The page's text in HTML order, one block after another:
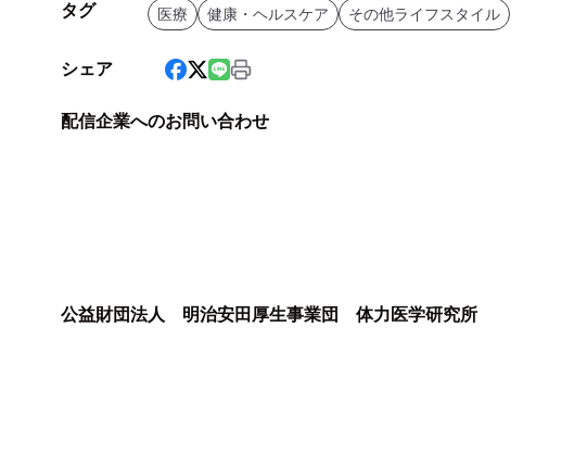
タグ 医療 健康・ヘルスケア その他ライフスタイル
シェア
配信企業へのお問い合わせ
公益財団法人 明治安田厚生事業団 体力医学研究所